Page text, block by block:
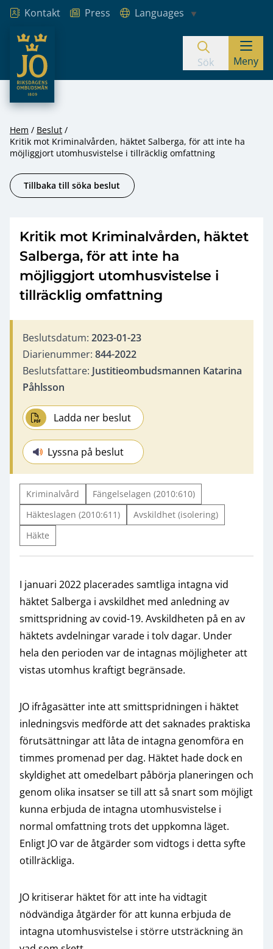
Hoppa till innehåll
Kontakt Press
Languages
JO – Riksdagens Ombudsmän
Sök Meny
Hem
Beslut
Kritik mot Kriminalvården, häktet Salberga, för att inte ha
möjliggjort utomhusvistelse i tillräcklig omfattning
Tillbaka till söka beslut
Kritik mot Kriminalvården, häktet
Salberga, för att inte ha
möjliggjort utomhusvistelse i
tillräcklig omfattning
Beslutsdatum: 2023-01-23
Diarienummer: 844-2022
Beslutsfattare: Justitieombudsmannen Katarina
Påhlsson
Ladda ner beslut
Lyssna på beslut
Kriminalvård
Fängelselagen (2010:610)
Häkteslagen (2010:611)
Avskildhet (isolering)
Häkte
I januari 2022 placerades samtliga intagna vid
häktet Salberga i avskildhet med anledning av
smittspridning av covid-19. Avskildheten på en av
häktets avdelningar varade i tolv dagar. Under
hela den perioden var de intagnas möjligheter att
vistas utomhus kraftigt begränsade.
JO ifrågasätter inte att smittspridningen i häktet
inledningsvis medförde att det saknades praktiska
förutsättningar att låta de intagna genomföra en
timmes promenad per dag. Häktet hade dock en
skyldighet att omedelbart påbörja planeringen och
genom olika insatser se till att så snart som möjligt
kunna erbjuda de intagna utomhusvistelse i
normal omfattning trots det uppkomna läget.
Enligt JO var de åtgärder som vidtogs i detta syfte
otillräckliga.
JO kritiserar häktet för att inte ha vidtagit
nödvändiga åtgärder för att kunna erbjuda de
intagna utomhusvistelse i större utsträckning än